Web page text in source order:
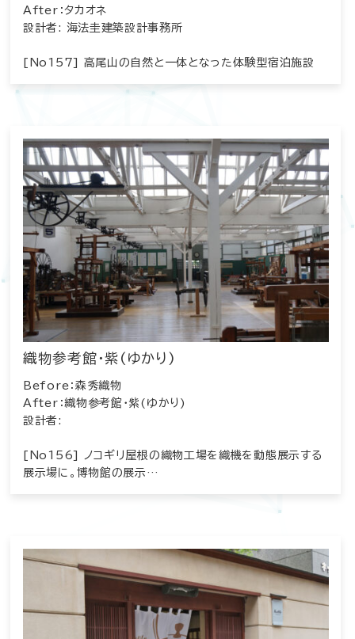
After：タカオネ
設計者: 海法圭建築設計事務所
[No157] 高尾山の自然と一体となった体験型宿泊施設
織物参考館・紫(ゆかり)
Before：森秀織物
After：織物参考館・紫(ゆかり)
設計者:
[No156] ノコギリ屋根の織物工場を織機を動態展示する
展示場に。博物館の展示…